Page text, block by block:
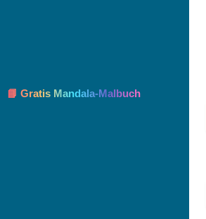
📘 Gratis Mandala-Malbuch